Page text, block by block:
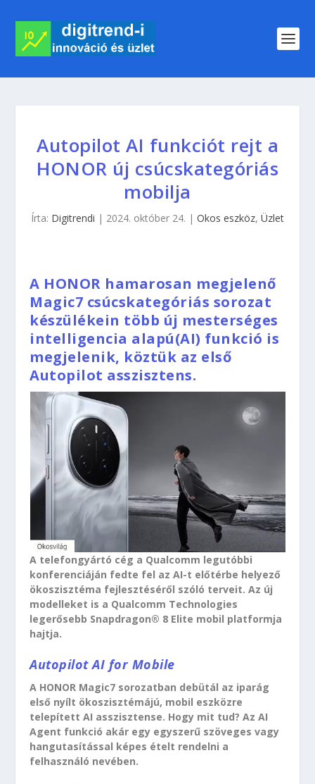
Autopilot AI funkciót rejt a
HONOR új csúcskategóriás
mobilja
Írta: Digitrendi | 2024. október 24. | Okos eszköz, Üzlet
A HONOR hamarosan megjelenő
Magic7 csúcskategóriás sorozat
készülékein több új mesterséges
intelligencia alapú(AI) funkció is
megjelenik, köztük az első
Autopilot asszisztens.
A telefongyártó cég a Qualcomm legutóbbi
konferenciáján fedte fel az AI-t előtérbe helyező
ökoszisztéma fejlesztéséről szóló terveit. Az új
modelleket is a Qualcomm Technologies
legerősebb Snapdragon® 8 Elite mobil platformja
hajtja.
Autopilot AI for Mobile
A HONOR Magic7 sorozatban debütál az iparág
első nyílt ökoszisztémájú, mobil eszközre
telepített AI asszisztense. Hogy mit tud? Az AI
Agent funkció akár egy egyszerű szöveges vagy
hangutasítással képes ételt rendelni a
felhasználó nevében.